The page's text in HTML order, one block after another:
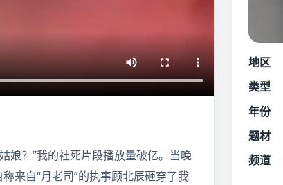
娘？”我的社死片段播放量破亿。当晚
来自“月老司”的执事顾北辰砸穿了我
地区
类型
年份
题材
频道